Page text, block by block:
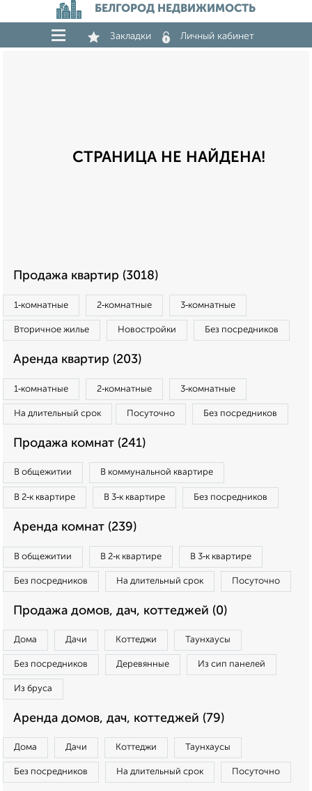
БЕЛГОРОД НЕДВИЖИМОСТЬ
Закладки Личный кабинет
СТРАНИЦА НЕ НАЙДЕНА!
Продажа квартир (3018)
1‑комнатные 2‑комнатные 3‑комнатные
Вторичное жилье Новостройки Без посредников
Аренда квартир (203)
1‑комнатные 2‑комнатные 3‑комнатные
На длительный срок Посуточно Без посредников
Продажа комнат (241)
В общежитии В коммунальной квартире
В 2‑к квартире В 3‑к квартире Без посредников
Аренда комнат (239)
В общежитии В 2‑к квартире В 3‑к квартире
Без посредников На длительный срок Посуточно
Продажа домов, дач, коттеджей (0)
Дома Дачи Коттеджи Таунхаусы
Без посредников Деревянные Из сип панелей
Из бруса
Аренда домов, дач, коттеджей (79)
Дома Дачи Коттеджи Таунхаусы
Без посредников На длительный срок Посуточно